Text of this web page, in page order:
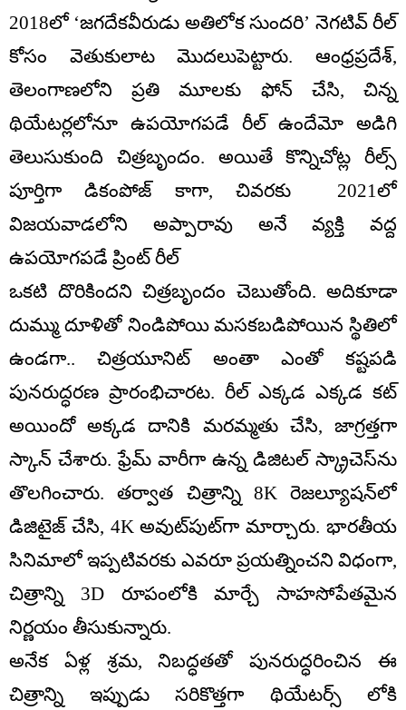
2018లో ‘జగదేకవీరుడు అతిలోక సుందరి’ నెగటివ్ రీల్
కోసం వెతుకులాట మొదలుపెట్టారు. ఆంధ్రప్రదేశ్,
తెలంగాణలోని ప్రతి మూలకు ఫోన్ చేసి, చిన్న
థియేటర్లలోనూ ఉపయోగపడే రీల్ ఉందేమో అడిగి
తెలుసుకుంది చిత్రబృందం. అయితే కొన్నిచోట్ల రీల్స్
పూర్తిగా డికంపోజ్ కాగా, చివరకు 2021లో
విజయవాడలోని అప్పారావు అనే వ్యక్తి వద్ద
ఉపయోగపడే ప్రింట్ రీల్
ఒకటి దొరికిందని చిత్రబృందం చెబుతోంది. అదికూడా
దుమ్ము దూళితో నిండిపోయి మసకబడిపోయిన స్థితిలో
ఉండగా.. చిత్రయూనిట్ అంతా ఎంతో కష్టపడి
పునరుద్ధరణ ప్రారంభిచారట. రీల్ ఎక్కడ ఎక్కడ కట్
అయిందో అక్కడ దానికి మరమ్మతు చేసి, జాగ్రత్తగా
స్కాన్ చేశారు. ఫ్రేమ్ వారీగా ఉన్న డిజిటల్ స్క్రాచెస్‌ను
తొలగించారు. తర్వాత చిత్రాన్ని 8K రెజల్యూషన్‌లో
డిజిటైజ్ చేసి, 4K అవుట్‌పుట్‌గా మార్చారు. భారతీయ
సినిమాలో ఇప్పటివరకు ఎవరూ ప్రయత్నించని విధంగా,
చిత్రాన్ని 3D రూపంలోకి మార్చే సాహసోపేతమైన
నిర్ణయం తీసుకున్నారు.
అనేక ఏళ్ల శ్రమ, నిబద్ధతతో పునరుద్ధరించిన ఈ
చిత్రాన్ని ఇప్పుడు సరికొత్తగా థియేటర్స్ లోకి